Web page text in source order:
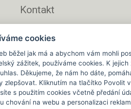
Kontakt
Průmyslová 176
250 63 Měšice (neslouží pro
odběr zboží)
IČ: 03580636
DIČ: CZ03580636
cookies
běžel jak má a abychom vám mohli
zážitek, používáme cookies. K
Děkujeme, že nám ho dáte,
zlepšovat. Kliknutím na tlačítko Povolit
s použitím cookies včetně předání
chování na webu a personalizaci